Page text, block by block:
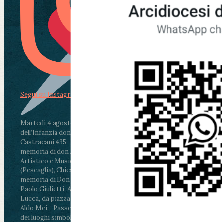
Martedì 4 agosto2026
ore 11:30 - Lucca, Scuola
dell’Infanzia don Aldo Mei - Viale Castruccio
Castracani 435 - Inaugurazione murales in
memoria di don Aldo Mei curato dal Liceo
Artistico e Musicale “Passaglia”
ore 18 - Fiano
(Pescaglia), Chiesa parrocchiale - Messa in
memoria di Don Aldo Mei celebrata da mons.
Paolo Giulietti, Arcivescovo di Lucca
ore 20.30 -
Lucca, da piazza San Michele al Cippo di don
Aldo Mei - Passeggiata della Memoria in alcuni
dei luoghi simbolo della città. Ritrovo alle ore
Segui su Instagram